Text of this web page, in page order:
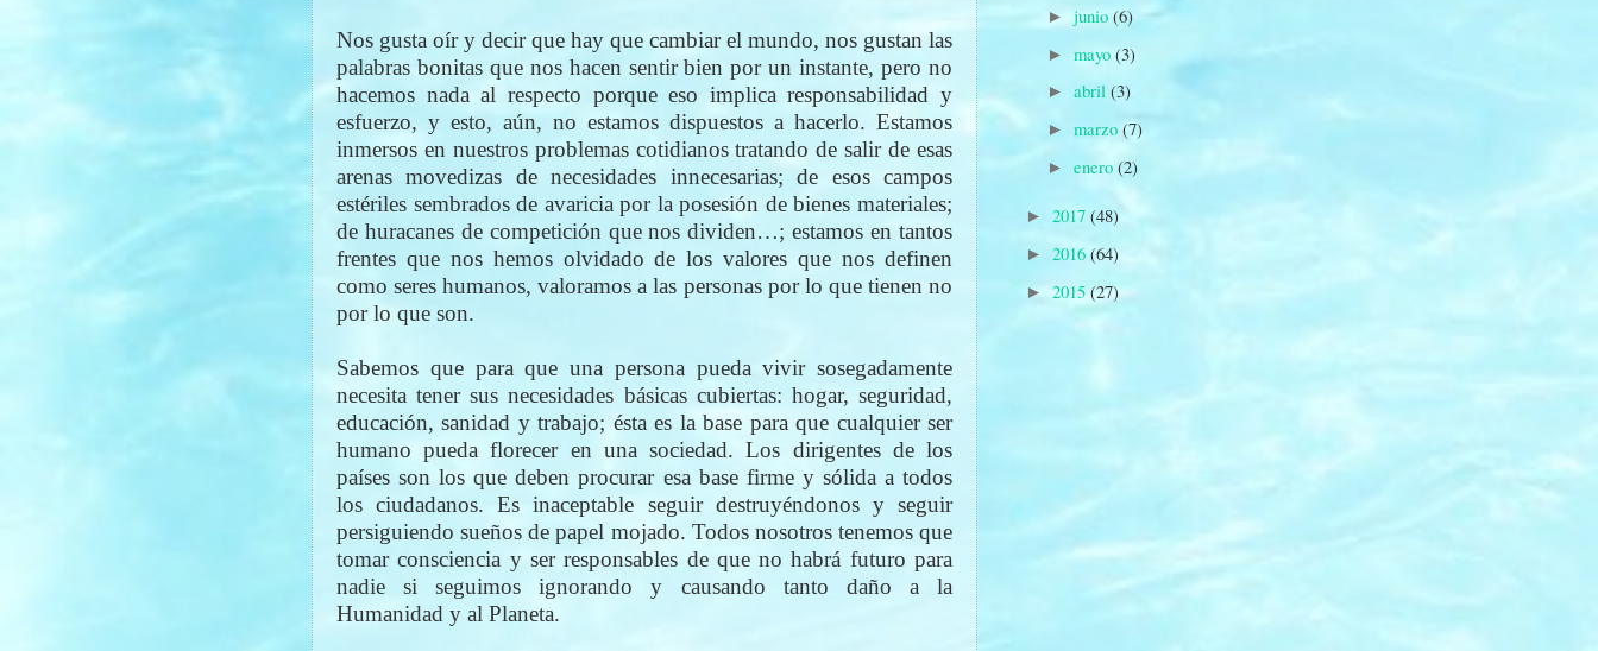
Nos gusta oír y decir que hay que cambiar el mundo, nos gustan las
palabras bonitas que nos hacen sentir bien por un instante, pero no
hacemos nada al respecto porque eso implica responsabilidad y
esfuerzo, y esto, aún, no estamos dispuestos a hacerlo. Estamos
inmersos en nuestros problemas cotidianos tratando de salir de esas
arenas movedizas de necesidades innecesarias; de esos campos
estériles sembrados de avaricia por la posesión de bienes materiales;
de huracanes de competición que nos dividen…; estamos en tantos
frentes que nos hemos olvidado de los valores que nos definen
como seres humanos, valoramos a las personas por lo que tienen no
por lo que son.
Sabemos que para que una persona pueda vivir sosegadamente
necesita tener sus necesidades básicas cubiertas: hogar, seguridad,
educación, sanidad y trabajo; ésta es la base para que cualquier ser
humano pueda florecer en una sociedad. Los dirigentes de los
países son los que deben procurar esa base firme y sólida a todos
los ciudadanos. Es inaceptable seguir destruyéndonos y seguir
persiguiendo sueños de papel mojado. Todos nosotros tenemos que
tomar consciencia y ser responsables de que no habrá futuro para
nadie si seguimos ignorando y causando tanto daño a la
Humanidad y al Planeta.
► junio (6)
► mayo (3)
► abril (3)
► marzo (7)
► enero (2)
► 2017 (48)
► 2016 (64)
► 2015(27)